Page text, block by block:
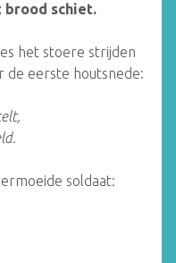
brood schiet.
het stoere strijden
de eerste houtsnede:
soldaat: